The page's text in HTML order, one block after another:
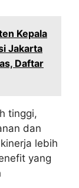
Kepala
Jakarta
Daftar
tinggi,
dan
lebih
yang